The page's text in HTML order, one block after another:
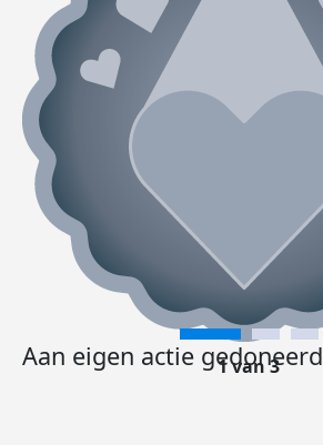
Aan eigen actie gedoneerd
1 van 3